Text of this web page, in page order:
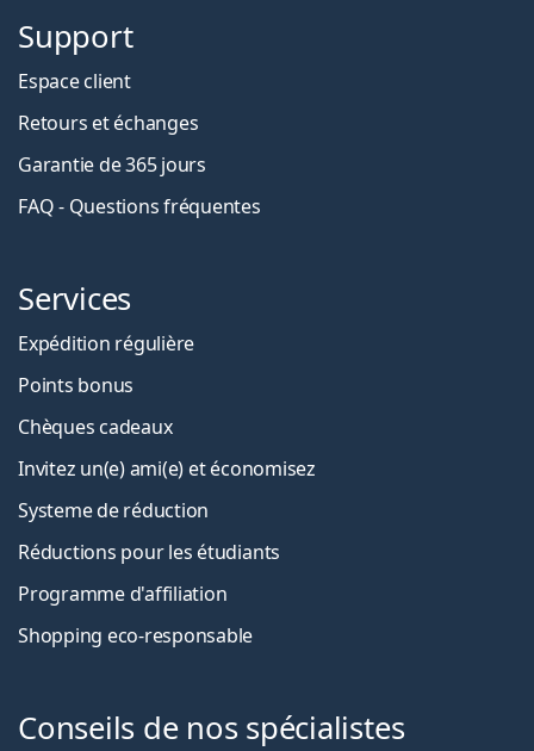
Support
Espace client
Retours et échanges
Garantie de 365 jours
FAQ - Questions fréquentes
Services
Expédition régulière
Points bonus
Chèques cadeaux
Invitez un(e) ami(e) et économisez
Systeme de réduction
Réductions pour les étudiants
Programme d'affiliation
Shopping eco-responsable
Conseils de nos spécialistes